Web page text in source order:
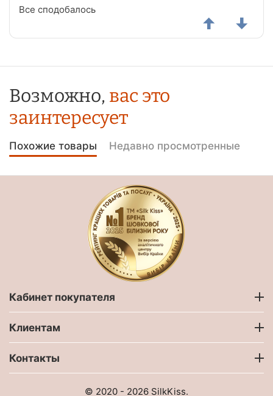
Все сподобалось
Возможно, вас это
заинтересует
Похожие товары Недавно просмотренные
Кабинет покупателя
Клиентам
Контакты
© 2020 - 2026 SilkKiss.